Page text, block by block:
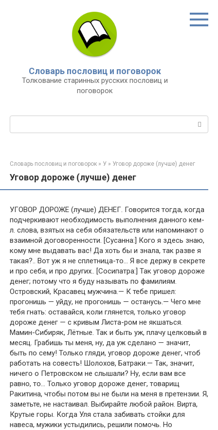
Словарь пословиц и поговорок
Толкование старинных русских пословиц и
поговорок
Словарь пословиц и поговорок » У » Уговор дороже (лучше) денег
Уговор дороже (лучше) денег
УГОВОР ДОРОЖЕ (лучше) ДЕНЕГ. Говорится тогда, когда
подчеркивают необходимость выполнения данного кем-
л. слова, взятых на себя обязательств или напоминают о
взаимной договоренности. [Сусанна:] Кого я здесь знаю,
кому мне выдавать вас! Да хоть бы и знала, так разве я
такая?.. Вот уж я не сплетница-то… Я все держу в секрете
и про себя, и про других.. [Сосипатра:] Так уговор дороже
денег; потому что я буду называть по фамилиям.
Островский, Красавец мужчина.— К тебе пришел:
прогонишь — уйду, не прогонишь — останусь.— Чего мне
тебя гнать: оставайся, коли глянется, только уговор
дороже денег — с кривым Листа-ром не якшаться.
Мамин-Сибиряк, Лётные. Так и быть уж, плачу целковый в
месяц. Грабишь ты меня, ну, да уж сделано — значит,
быть по сему! Только гляди, уговор дороже денег, чтоб
работать на совесть! Шолохов, Батраки.— Так, значит,
ничего о Петровском не слышали? Ну, если вам все
равно, то… Только уговор дороже денег, товарищ
Ракитина, чтобы потом вы не были на меня в претензии. Я,
заметьте, не настаивал. Выбирайте любой район. Вирта,
Крутые горы. Когда Уля стала забивать стойки для
навеса, мужики устыдились, решили помочь. Но